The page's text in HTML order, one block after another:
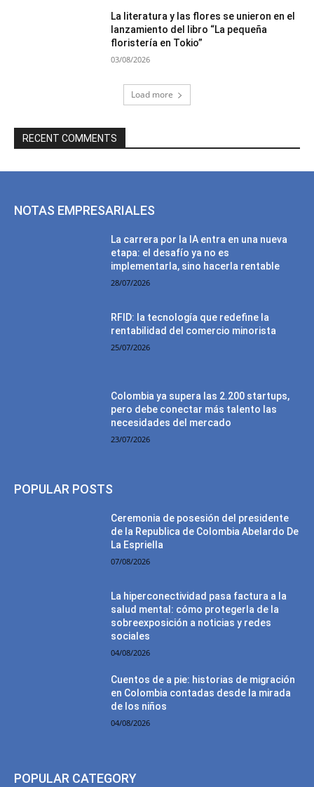
La literatura y las flores se unieron en el
lanzamiento del libro “La pequeña
floristería en Tokio”
03/08/2026
Load more
RECENT COMMENTS
NOTAS EMPRESARIALES
La carrera por la IA entra en una nueva
etapa: el desafío ya no es
implementarla, sino hacerla rentable
28/07/2026
RFID: la tecnología que redefine la
rentabilidad del comercio minorista
25/07/2026
Colombia ya supera las 2.200 startups,
pero debe conectar más talento las
necesidades del mercado
23/07/2026
POPULAR POSTS
Ceremonia de posesión del presidente
de la Republica de Colombia Abelardo De
La Espriella
07/08/2026
La hiperconectividad pasa factura a la
salud mental: cómo protegerla de la
sobreexposición a noticias y redes
sociales
04/08/2026
Cuentos de a pie: historias de migración
en Colombia contadas desde la mirada
de los niños
04/08/2026
POPULAR CATEGORY